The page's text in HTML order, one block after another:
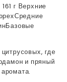
г Верхние
где
и пряный